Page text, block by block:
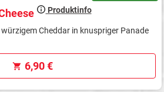
Produktinfo
Cheddar in knuspriger Panade
6,90 €